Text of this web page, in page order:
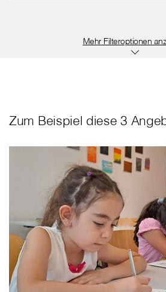
Filteroptionen
Zum Beispiel diese 3